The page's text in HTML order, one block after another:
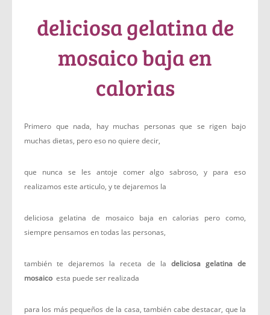
deliciosa gelatina de
mosaico baja en
calorias
Primero que nada, hay muchas personas que se rigen bajo
muchas dietas, pero eso no quiere decir,
que nunca se les antoje comer algo sabroso, y para eso
realizamos este articulo, y te dejaremos la
deliciosa gelatina de mosaico baja en calorias pero como,
siempre pensamos en todas las personas,
también te dejaremos la receta de la deliciosa gelatina de
mosaico esta puede ser realizada
para los más pequeños de la casa, también cabe destacar, que la